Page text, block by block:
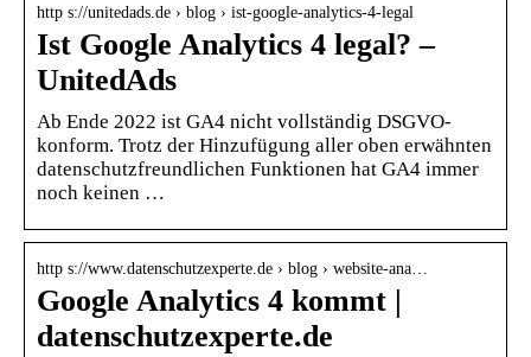
http s://unitedads.de › blog › ist-google-analytics-4-legal
Ist Google Analytics 4 legal? –
UnitedAds
Ab Ende 2022 ist GA4 nicht vollständig DSGVO-
konform. Trotz der Hinzufügung aller oben erwähnten
datenschutzfreundlichen Funktionen hat GA4 immer
noch keinen …
http s://www.datenschutzexperte.de › blog › website-ana…
Google Analytics 4 kommt |
datenschutzexperte.de